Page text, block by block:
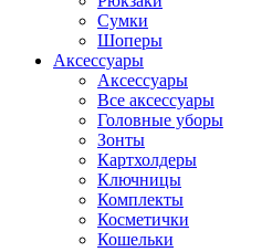
Сумки
Шоперы
Аксессуары
Аксессуары
Все аксессуары
Головные уборы
Зонты
Картхолдеры
Ключницы
Комплекты
Косметички
Кошельки